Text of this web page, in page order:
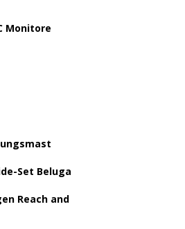
Monitore
Set Beluga
Reach and